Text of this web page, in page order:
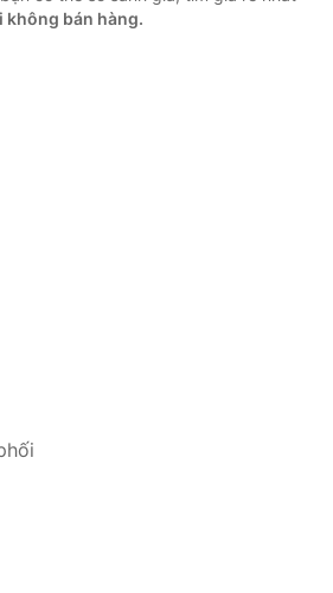
không bán hàng.